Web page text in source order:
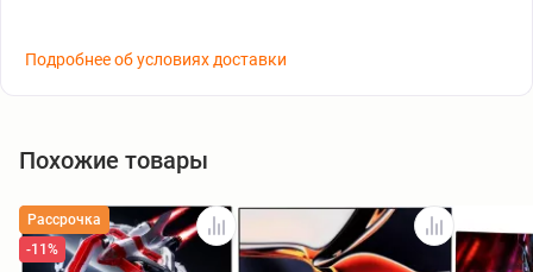
Подробнее об условиях доставки
Похожие товары
Рассрочка
-11%